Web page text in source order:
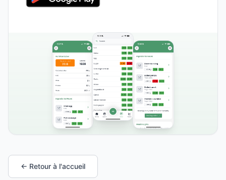
← Retour à l'accueil